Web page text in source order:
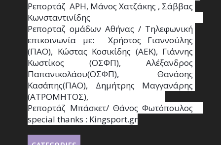
Ρεπορτάζ  ΑΡΗ, Μάνος Χατζάκης , Σάββας
Κωνσταντινίδης
Ρεπορταζ ομάδων Αθήνας / Τηλεφωνική
επικοινωνία με:  Χρήστος Γιαννούλης
(ΠΑΟ), Κώστας Κοσικίδης (ΑΕΚ), Γιάννης
Κωστίκος (ΟΣΦΠ), Αλέξανδρος
Παπανικολάου(ΟΣΦΠ), Θανάσης
Κασάπης(ΠΑΟ), Δημήτρης Μαγγανάρης
(ΑΤΡΟΜΗΤΟΣ),
Ρεπορτάζ Μπάσκετ/ Θάνος Φωτόπουλος
special thanks : Κingsport.gr